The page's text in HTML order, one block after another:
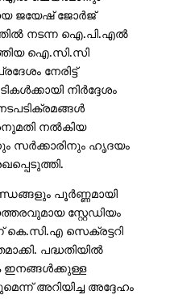
ജയേഷ് ജോർജ്
നടന്ന ഐ.പി.എൽ
ഐ.സി.സി
നേരിട്ട്
നിർദ്ദേശം
നൽകിയ
സർക്കാരിനും ഹൃദയം
പൂർണ്ണമായി
സ്റ്റേഡിയം
കെ.സി.എ സെക്രട്ടറി
പദ്ധതിയിൽ
ഇനങ്ങൾക്കുള്ള
അറിയിച്ച അദ്ദേഹം